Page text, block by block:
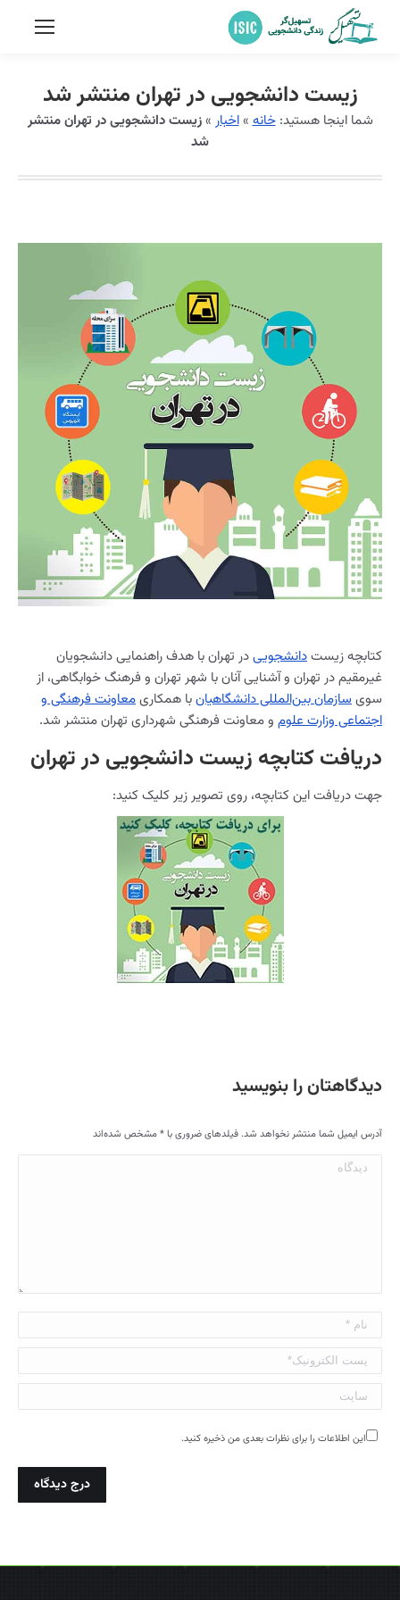
زیست دانشجویی در تهران منتشر شد
شما اینجا هستید:خانه»اخبار »زیست دانشجویی در تهران منتشر
شد
کتابچه زیستدانشجوییدر تهران با هدف راهنمایی دانشجویان
غیرمقیم در تهران و آشنایی آنان با شهر تهران و فرهنگ خوابگاهی، از
سویسازمان بین‌المللی دانشگاهیانبا همکاریمعاونت فرهنگی و
اجتماعی وزارت علوم و معاونت فرهنگی شهرداری تهران منتشر شد.
دریافت کتابچه زیست دانشجویی در تهران
جهت دریافت این کتابچه، روی تصویر زیر کلیک کنید:
دیدگاهتان را بنویسید
آدرس ایمیل شما منتشر نخواهد شد. فیلدهای ضروری با*مشخص شده‌اند
دیدگاه
نام *
پست الکترونیک*
سایت
این اطلاعات را برای نظرات بعدی من ذخیره کنید.
درج دیدگاه